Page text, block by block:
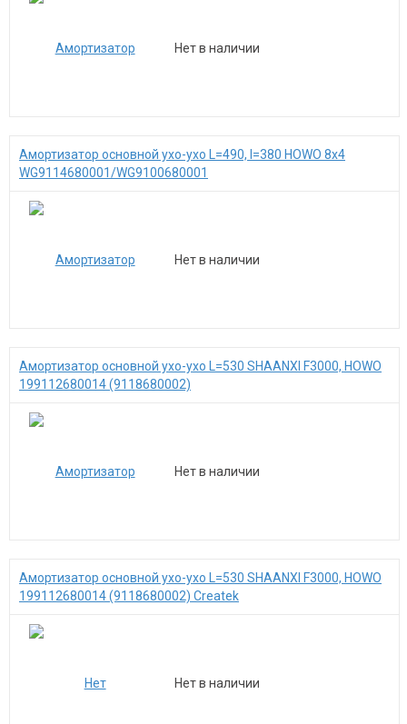
Нет в наличии
Амортизатор основной ухо-ухо L=490, I=380 HOWO 8x4
WG9114680001/WG9100680001
Нет в наличии
Амортизатор основной ухо-ухо L=530 SHAANXI F3000, HOWO
199112680014 (9118680002)
Нет в наличии
Амортизатор основной ухо-ухо L=530 SHAANXI F3000, HOWO
199112680014 (9118680002) Createk
Нет в наличии